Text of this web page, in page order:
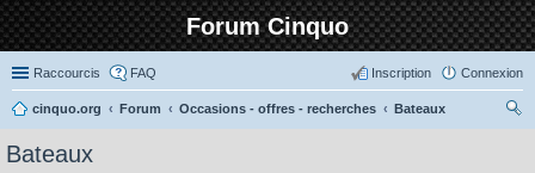
Forum Cinquo
Raccourcis FAQ Connexion
Inscription
cinquo.org Forum Occasions - offres - recherches
Bateaux
Bateaux